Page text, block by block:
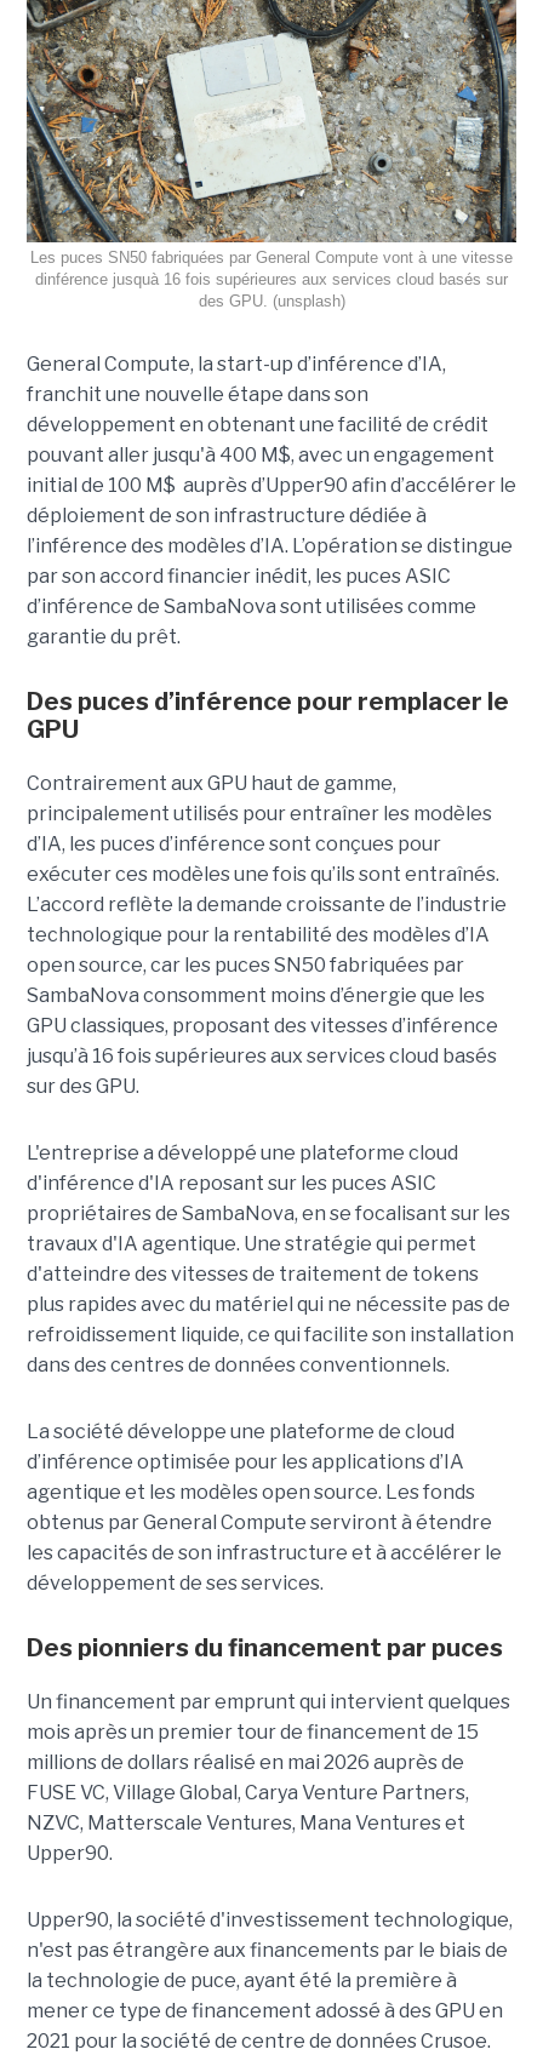
Les puces SN50 fabriquées par General Compute vont à une vitesse
dinférence jusquà 16 fois supérieures aux services cloud basés sur
des GPU. (unsplash)
General Compute, la start-up d’inférence d’IA,
franchit une nouvelle étape dans son
développement en obtenant une facilité de crédit
pouvant aller jusqu'à 400 M$, avec un engagement
initial de 100 M$ auprès d’Upper90 afin d’accélérer le
déploiement de son infrastructure dédiée à
l’inférence des modèles d’IA. L’opération se distingue
par son accord financier inédit, les puces ASIC
d’inférence de SambaNova sont utilisées comme
garantie du prêt.
Des puces d’inférence pour remplacer le
GPU
Contrairement aux GPU haut de gamme,
principalement utilisés pour entraîner les modèles
d’IA, les puces d’inférence sont conçues pour
exécuter ces modèles une fois qu’ils sont entraînés.
L’accord reflète la demande croissante de l’industrie
technologique pour la rentabilité des modèles d’IA
open source, car les puces SN50 fabriquées par
SambaNova consomment moins d’énergie que les
GPU classiques, proposant des vitesses d’inférence
jusqu’à 16 fois supérieures aux services cloud basés
sur des GPU.
L'entreprise a développé une plateforme cloud
d'inférence d'IA reposant sur les puces ASIC
propriétaires de SambaNova, en se focalisant sur les
travaux d'IA agentique. Une stratégie qui permet
d'atteindre des vitesses de traitement de tokens
plus rapides avec du matériel qui ne nécessite pas de
refroidissement liquide, ce qui facilite son installation
dans des centres de données conventionnels.
La société développe une plateforme de cloud
d’inférence optimisée pour les applications d’IA
agentique et les modèles open source. Les fonds
obtenus par General Compute serviront à étendre
les capacités de son infrastructure et à accélérer le
développement de ses services.
Des pionniers du financement par puces
Un financement par emprunt qui intervient quelques
mois après un premier tour de financement de 15
millions de dollars réalisé en mai 2026 auprès de
FUSE VC, Village Global, Carya Venture Partners,
NZVC, Matterscale Ventures, Mana Ventures et
Upper90.
Upper90, la société d'investissement technologique,
n'est pas étrangère aux financements par le biais de
la technologie de puce, ayant été la première à
mener ce type de financement adossé à des GPU en
2021 pour la société de centre de données Crusoe.